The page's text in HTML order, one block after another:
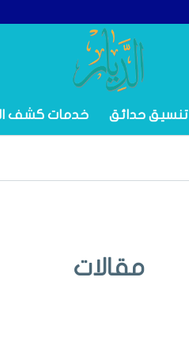
تنسيق حدائق خدمات كشف
مقالات